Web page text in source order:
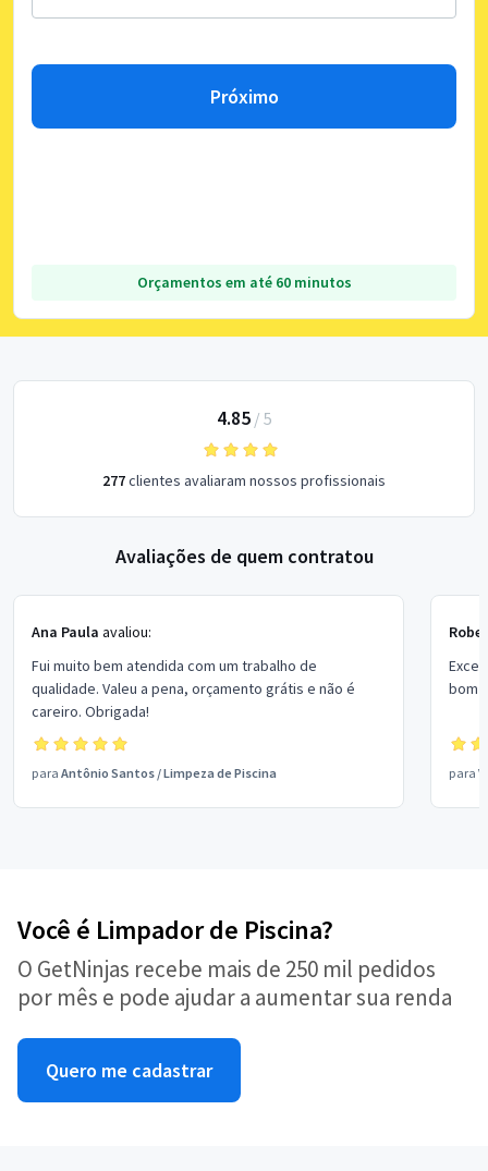
Próximo
Orçamentos em até 60 minutos
4.85/ 5
277clientes avaliaram nossos profissionais
Avaliações de quem contratou
Ana Paula avaliou:
Fui muito bem atendida com um trabalho de
qualidade. Valeu a pena, orçamento grátis e não é
careiro. Obrigada!
para Antônio Santos /Limpeza de Piscina
bom
para
Você é Limpador de Piscina?
O GetNinjas recebe mais de 250 mil pedidos
por mês e pode ajudar a aumentar sua renda
Quero me cadastrar